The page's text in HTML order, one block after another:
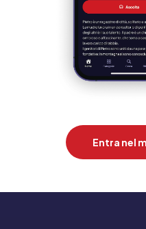
Entra nel